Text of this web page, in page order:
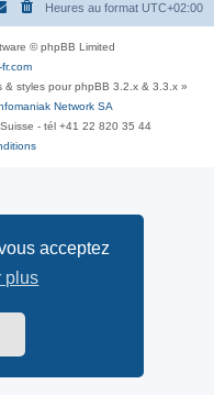
acceptez
plus
Heures au format UTC+02:00
© phpBB Limited
& styles pour phpBB 3.2.x & 3.3.x »
Network SA
- tél +41 22 820 35 44